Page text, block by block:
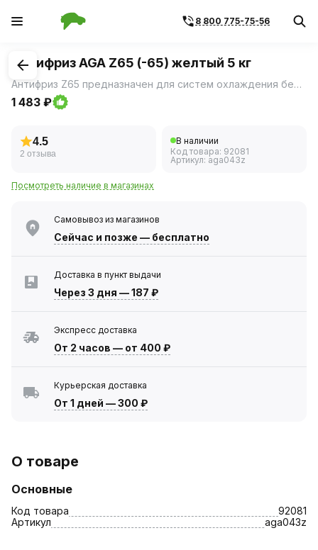
8 800 775-75-56
1/2
Антифриз AGA Z65 (-65) желтый 5 кг
Антифриз Z65 предназначен для систем охлаждения бензиновых и дизельных двигателей легковых и грузовых автомобилей всех марок, а также автобусов.
1 483 ₽
4.5
2 отзыва
В наличии
Код товара: 92081
Артикул: aga043z
Посмотреть наличие в магазинах
Самовывоз из магазинов
Сейчас и позже — бесплатно
Доставка в пункт выдачи
Через 3 дня —187 ₽
Экспресс доставка
От 2 часов — от 400 ₽
Курьерская доставка
От 1 дней —300 ₽
О товаре
Основные
Код товара
92081
Артикул
aga043z